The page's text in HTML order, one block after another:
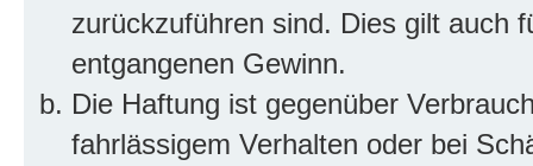
zurückzuführen sind. Dies gilt auch
entgangenen Gewinn.
Die Haftung ist gegenüber
fahrlässigem Verhalten oder bei